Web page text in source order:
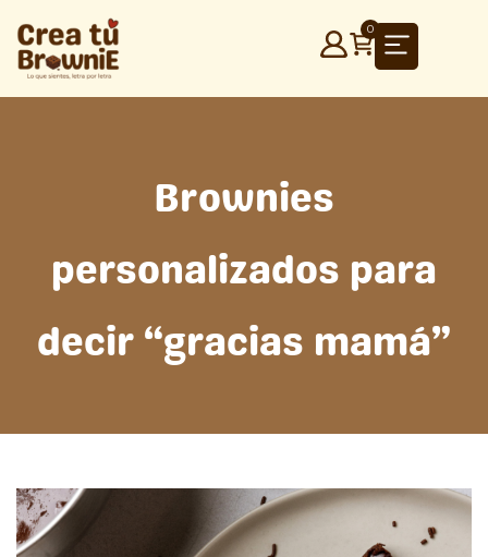
contenido
0
Brownies
personalizados para
decir “gracias mamá”